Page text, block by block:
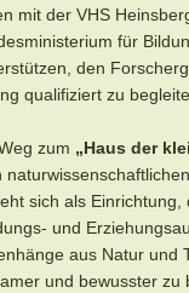
mit der VHS
für
den
qualifiziert zu
zum „Haus der
sich als
und
aus Natur und
und bewusster